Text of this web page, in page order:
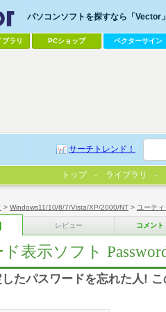
> Windows11/10/8/7/Vista/XP/2000/NT > ユーティ
レビュー コメント
表示ソフト
たパスワードを忘れた人!
パソコンソフトを探すなら「Vector」
ブラリ PCショップ ベクターサイン
サーチトレンド！
トップ ライブラリ